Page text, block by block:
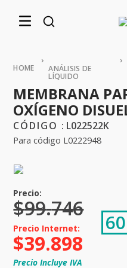
ANÁLISIS DE
LÍQUIDO
MEMBRANA
OXÍGENO
: L022522K
Para código L0222948
$99.746
$39.898
Precio Incluye IVA